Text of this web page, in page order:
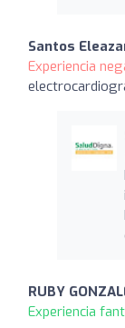
Santos
Experiencia
RUBY
Experiencia